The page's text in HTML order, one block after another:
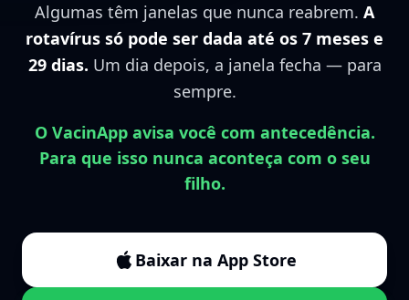
Algumas têm janelas que nunca reabrem. A
rotavírus só pode ser dada até os 7 meses e
29 dias. Um dia depois, a janela fecha — para
sempre.
O VacinApp avisa você com antecedência.
Para que isso nunca aconteça com o seu
filho.
Baixar na App Store